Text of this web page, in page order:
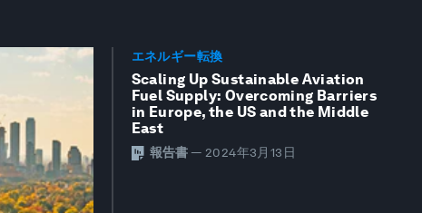
エネルギー転換
Scaling Up Sustainable Aviation
Fuel Supply: Overcoming Barriers
in Europe, the US and the Middle
East
報告書 — 2024年3月13日